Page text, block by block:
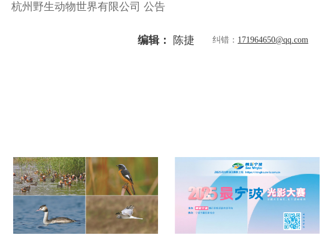
杭州野生动物世界有限公司 公告
编辑： 陈捷 纠错： 171964650@qq.com